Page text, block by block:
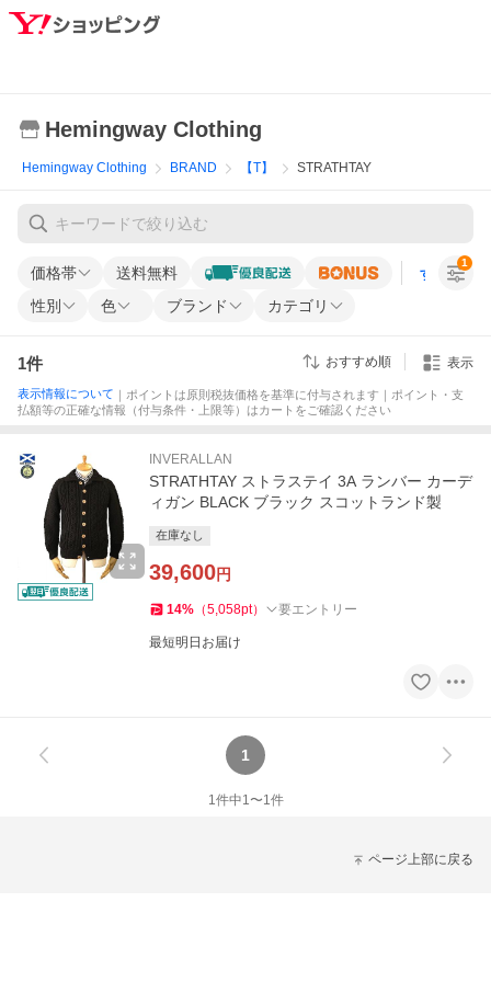
Hemingway Clothing
Hemingway Clothing BRAND 【T】 STRATHTAY
価格帯 送料無料 すべての条
性別 色 ブランド カテゴリ
1
1件 おすすめ順 表示
表示情報について ｜ポイントは原則税抜価格を基準に付与されます｜ポイント・支
払額等の正確な情報（付与条件・上限等）はカートをご確認ください
INVERALLAN
STRATHTAY ストラステイ 3A ランバー カーデ
ィガン BLACK ブラック スコットランド製
在庫なし
39,600円
14% （5,058pt） 要エントリー
最短明日お届け
1
1件中1〜1件
ページ上部に戻る